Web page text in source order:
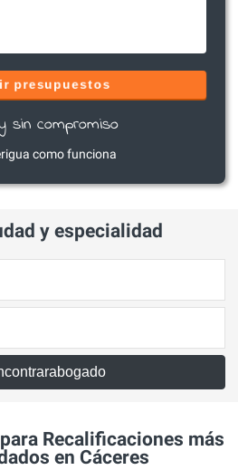
presupuestos
sin compromiso
como funciona
y especialidad
Recalificaciones más
en Cáceres